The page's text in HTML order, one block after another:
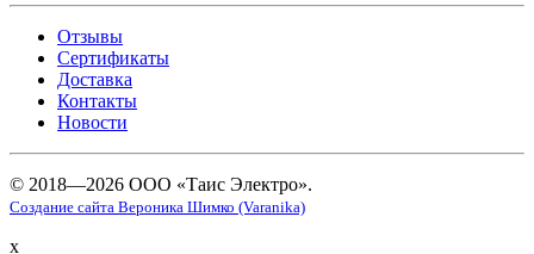
Отзывы
Сертификаты
Доставка
Контакты
Новости
© 2018—2026 ООО «Таис Электро».
Создание сайта Вероника Шимко (Varanika)
x